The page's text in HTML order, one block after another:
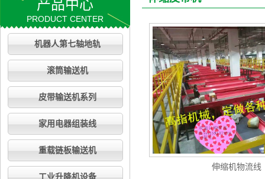
伸缩机物流线
产品中心
PRODUCT CENTER
机器人第七轴地轨
滚筒输送机
皮带输送机系列
家用电器组装线
重载链板输送机
工业升降机设备